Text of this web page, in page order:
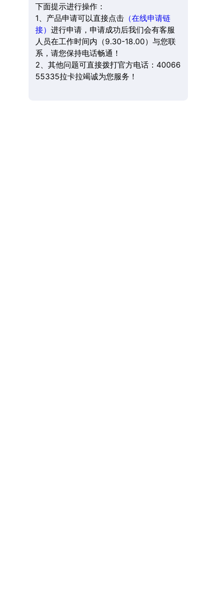
下面提示进行操作：
1、产品申请可以直接点击（在线申请链
接） 进行申请，申请成功后我们会有客服
人员在工作时间内（9.30-18.00）与您联
系，请您保持电话畅通！
2、其他问题可直接拨打官方电话：40066
55335拉卡拉竭诚为您服务！